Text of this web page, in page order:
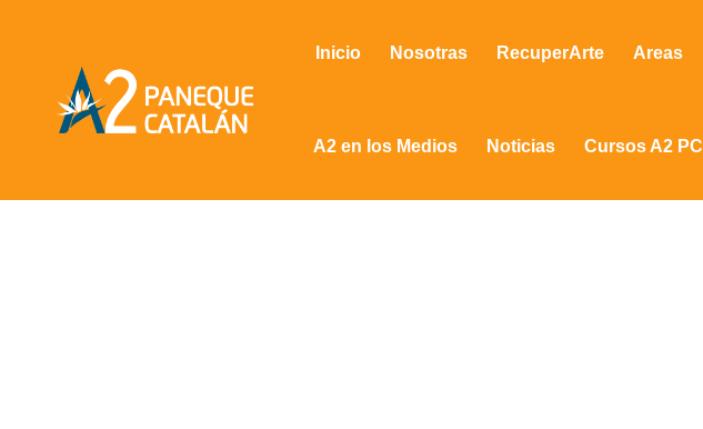
Inicio Nosotras RecuperArte Areas
A2 en los Medios Noticias Cursos A2 PC